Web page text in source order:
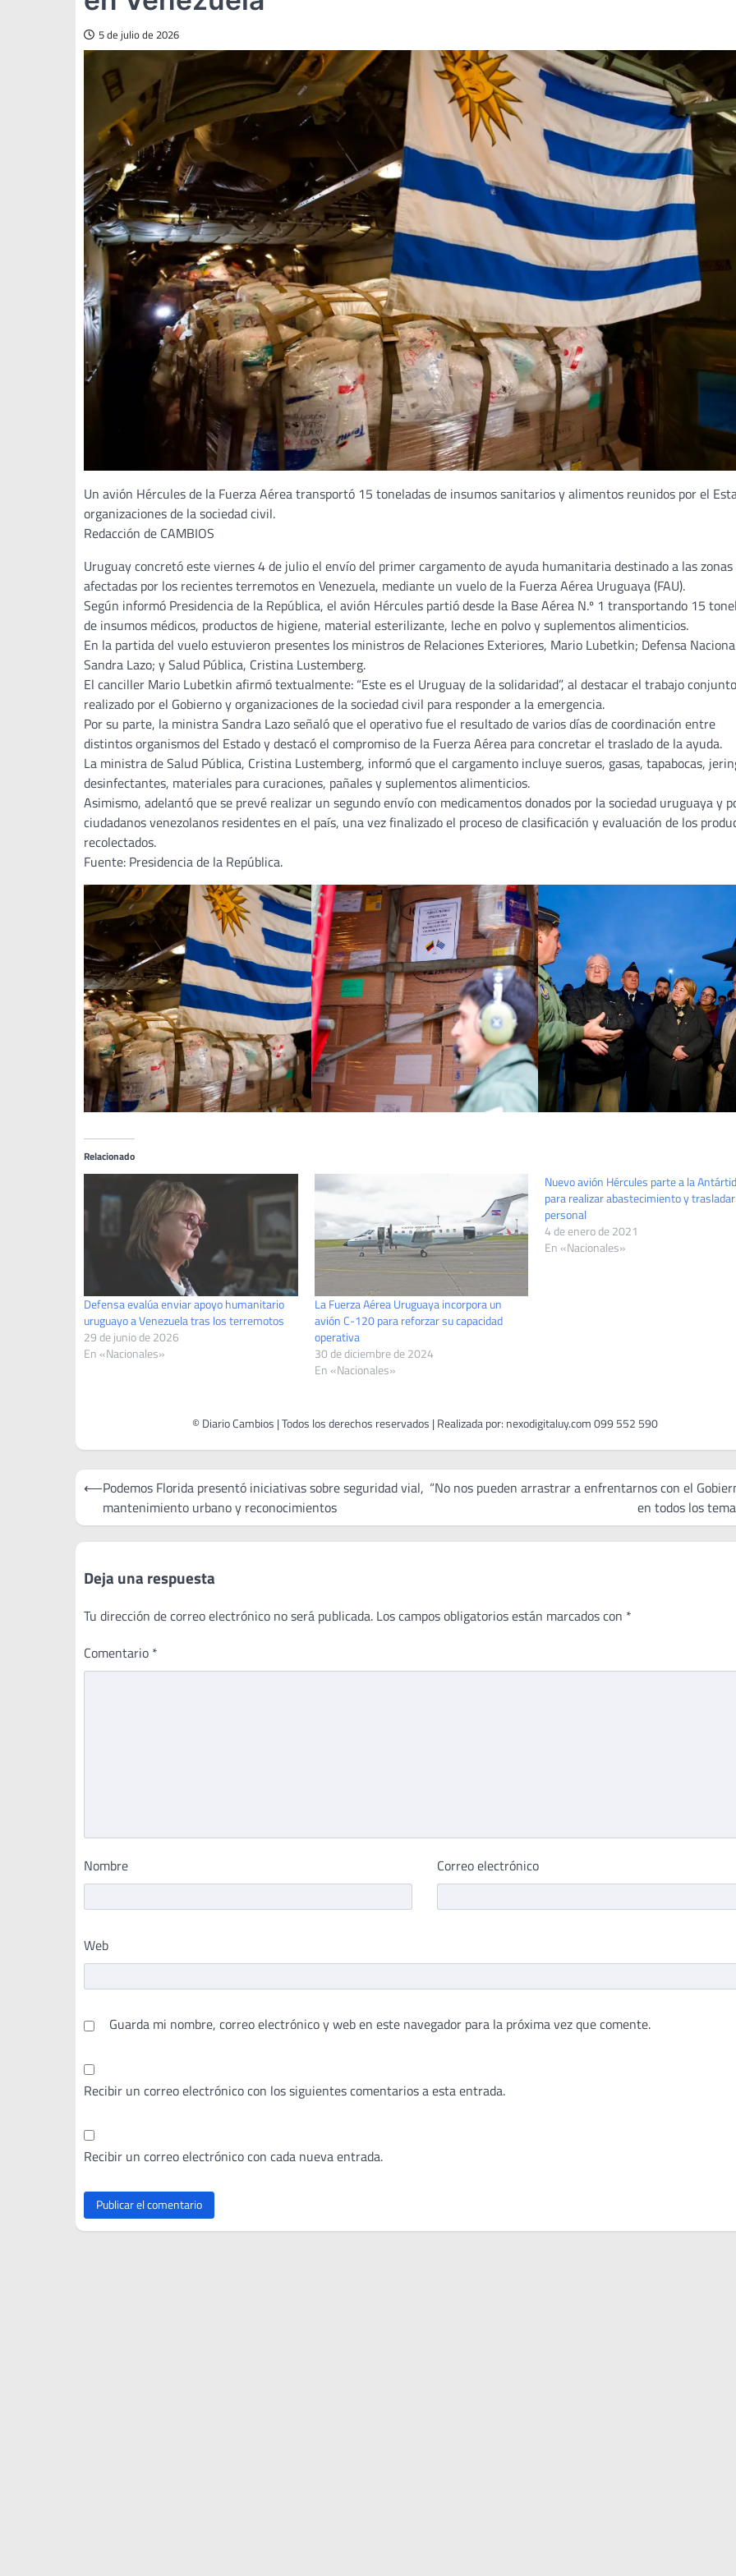
5 de julio de 2026
Un avión Hércules de la Fuerza Aérea transportó 15 toneladas de insumos sanitarios y alimentos reunidos por el
organizaciones de la sociedad civil.
Redacción de CAMBIOS
Uruguay concretó este viernes 4 de julio el envío del primer cargamento de ayuda humanitaria destinado a las zonas
afectadas por los recientes terremotos en Venezuela, mediante un vuelo de la Fuerza Aérea Uruguaya (FAU).
Según informó Presidencia de la República, el avión Hércules partió desde la Base Aérea N.º 1 transportando 15
de insumos médicos, productos de higiene, material esterilizante, leche en polvo y suplementos alimenticios.
En la partida del vuelo estuvieron presentes los ministros de Relaciones Exteriores, Mario Lubetkin; Defensa
Sandra Lazo; y Salud Pública, Cristina Lustemberg.
El canciller Mario Lubetkin afirmó textualmente: “Este es el Uruguay de la solidaridad”, al destacar el trabajo conjunto
realizado por el Gobierno y organizaciones de la sociedad civil para responder a la emergencia.
Por su parte, la ministra Sandra Lazo señaló que el operativo fue el resultado de varios días de coordinación entre
distintos organismos del Estado y destacó el compromiso de la Fuerza Aérea para concretar el traslado de la ayuda.
La ministra de Salud Pública, Cristina Lustemberg, informó que el cargamento incluye sueros, gasas, tapabocas,
desinfectantes, materiales para curaciones, pañales y suplementos alimenticios.
Asimismo, adelantó que se prevé realizar un segundo envío con medicamentos donados por la sociedad uruguaya y
ciudadanos venezolanos residentes en el país, una vez finalizado el proceso de clasificación y evaluación de los
recolectados.
Fuente: Presidencia de la República.
Relacionado
Defensa evalúa enviar apoyo humanitario
uruguayo a Venezuela tras los terremotos
29 de junio de 2026
En «Nacionales»
La Fuerza Aérea Uruguaya incorpora un
avión C-120 para reforzar su capacidad
operativa
30 de diciembre de 2024
En «Nacionales»
Nuevo avión Hércules parte a la
para realizar abastecimiento y trasladar
personal
4 de enero de 2021
En «Nacionales»
Navegación
entradas
⟵Podemos Florida presentó iniciativas sobre seguridad vial,
mantenimiento urbano y reconocimientos
“No nos pueden arrastrar a enfrentarnos con el
en todos los
Deja una respuesta
Tu dirección de correo electrónico no será publicada. Los campos obligatorios están marcados con *
Comentario *
Nombre Correo electrónico
Web
Guarda mi nombre, correo electrónico y web en este navegador para la próxima vez que comente.
Recibir un correo electrónico con los siguientes comentarios a esta entrada.
Recibir un correo electrónico con cada nueva entrada.